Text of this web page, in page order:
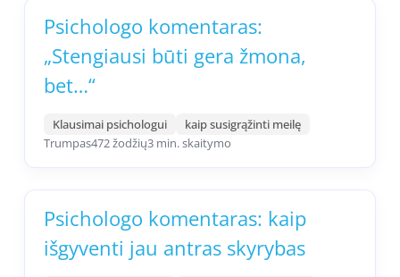
Psichologo komentaras:
„Stengiausi būti gera žmona,
bet…“
Klausimai psichologui
kaip susigrąžinti meilę
Trumpas472 žodžių3 min. skaitymo
Psichologo komentaras: kaip
išgyventi jau antras skyrybas